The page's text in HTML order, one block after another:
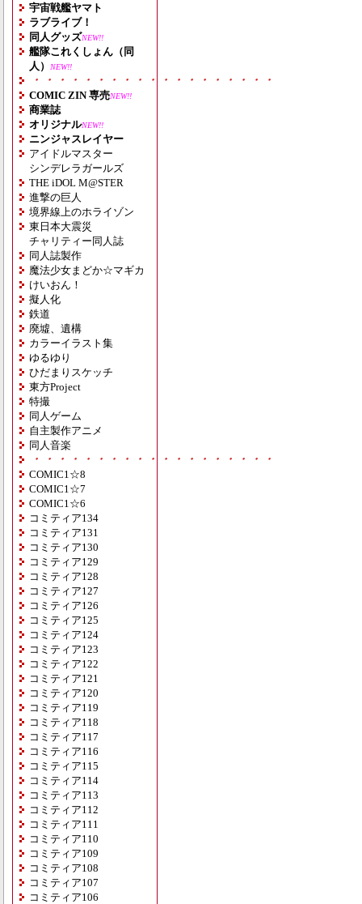
宇宙戦艦ヤマト
ラブライブ！
同人グッズNEW!!
艦隊これくしょん（同
人）
NEW!!
・・・・・・・・・・・・・・・・・・・
COMIC ZIN 専売NEW!!
商業誌
オリジナルNEW!!
ニンジャスレイヤー
アイドルマスター
シンデレラガールズ
THE iDOL M@STER
進撃の巨人
境界線上のホライゾン
東日本大震災
チャリティー同人誌
同人誌製作
魔法少女まどか☆マギカ
けいおん！
擬人化
鉄道
廃墟、遺構
カラーイラスト集
ゆるゆり
ひだまりスケッチ
東方Project
特撮
同人ゲーム
自主製作アニメ
同人音楽
・・・・・・・・・・・・・・・・・・・
COMIC1☆8
COMIC1☆7
COMIC1☆6
コミティア134
コミティア131
コミティア130
コミティア129
コミティア128
コミティア127
コミティア126
コミティア125
コミティア124
コミティア123
コミティア122
コミティア121
コミティア120
コミティア119
コミティア118
コミティア117
コミティア116
コミティア115
コミティア114
コミティア113
コミティア112
コミティア111
コミティア110
コミティア109
コミティア108
コミティア107
コミティア106